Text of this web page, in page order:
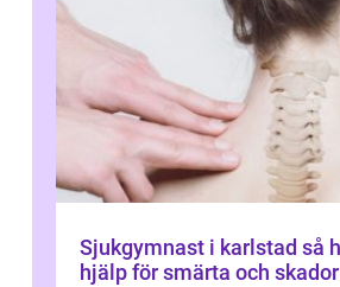
Sjukgymnast i karlstad så hittar du rätt
hjälp för smärta och skador